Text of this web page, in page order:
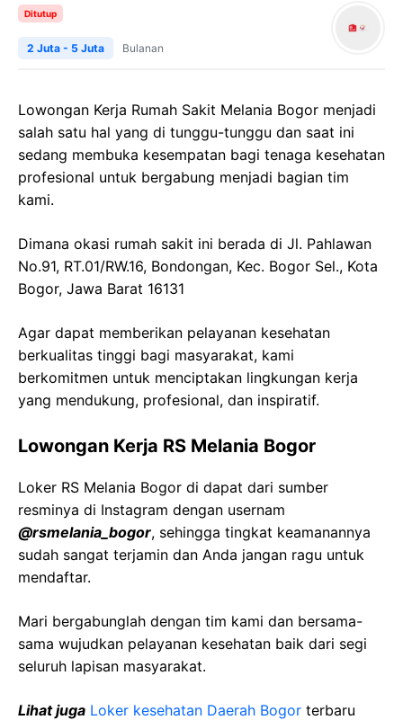
Ditutup
2 Juta - 5 Juta Bulanan
Lowongan Kerja Rumah Sakit Melania Bogor menjadi
salah satu hal yang di tunggu-tunggu dan saat ini
sedang membuka kesempatan bagi tenaga kesehatan
profesional untuk bergabung menjadi bagian tim
kami.
Dimana okasi rumah sakit ini berada di Jl. Pahlawan
No.91, RT.01/RW.16, Bondongan, Kec. Bogor Sel., Kota
Bogor, Jawa Barat 16131
Agar dapat memberikan pelayanan kesehatan
berkualitas tinggi bagi masyarakat, kami
berkomitmen untuk menciptakan lingkungan kerja
yang mendukung, profesional, dan inspiratif.
Lowongan Kerja RS Melania Bogor
Loker RS Melania Bogor di dapat dari sumber
resminya di Instagram dengan usernam
@rsmelania_bogor, sehingga tingkat keamanannya
sudah sangat terjamin dan Anda jangan ragu untuk
mendaftar.
Mari bergabunglah dengan tim kami dan bersama-
sama wujudkan pelayanan kesehatan baik dari segi
seluruh lapisan masyarakat.
Lihat juga Loker kesehatan Daerah Bogor terbaru